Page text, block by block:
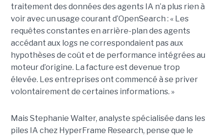
traitement des données des agents IA n’a plus rien à
voir avec un usage courant d’OpenSearch : « Les
requêtes constantes en arrière-plan des agents
accédant aux logs ne correspondaient pas aux
hypothèses de coût et de performance intégrées au
moteur d’origine. La facture est devenue trop
élevée. Les entreprises ont commencé à se priver
volontairement de certaines informations. »
Mais Stephanie Walter, analyste spécialisée dans les
piles IA chez HyperFrame Research, pense que le